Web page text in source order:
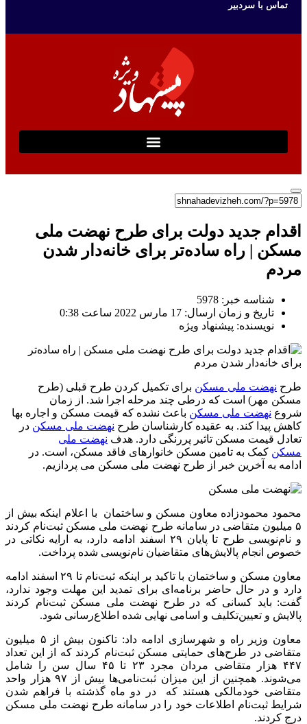
تماس با سردبیر
اقدام جدید دولت برای طرح نهضت ملی
مسکن | راه ساده‌تر برای خانه‌دار شدن
مردم
شناسه خبر: 5978
تاریخ و زمان ارسال: 17 مارس 2022 ساعت 0:38
نویسنده: پیشنهاد ویژه
طرح نهضت ملی مسکن برای تکمیل کردن طرح قبلی (طرح
مسکن مهر) است که درطی چند مرحله اجرا شد. از زمان
شروع نهضت ملی مسکن باعث نشده که قیمت مسکن و اجاره بها
کاهش پیدا کند. به عقیده کارشناسان طرح نهضت ملی مسکن در
تعادل قیمت مسکن تاثیر پررنگی دارد. هدف نهضت ملی
مسکن کمک به تامین مسکن خانوارهای فاقد مسکن، است. در
ادامه به آخرین خبر از طرح نهضت ملی مسکن می پردازیم.
محمود محمودزاده معاون مسکن و ساختمان با اعلام اینکه بیش از
۵ میلیون متقاضی در سامانه طرح نهضت ملی مسکن ثبت‌نام کردند
و نام‌نویسی طرح تا پایان ۲۹ اسفند ادامه دارد، به ارایه نکاتی در
خصوص انجام پالایش‌های متقاضیان نام‌نویسی شده پرداخت.
معاون مسکن و ساختمان با تاکید بر اینکه ثبت‌نام تا ۲۹ اسفند ادامه
دارد و در حال حاضر برنامه‌ای برای تمدید این مهلت وجود ندارد،
گفت: باید کسانی که در طرح نهضت ملی مسکن ثبت‌نام کردند
پالایش و تعیین‌تکلیف و اسامی نهایی شده اطلاع‌رسانی شود.
معاون وزیر راه و شهرسازی ادامه داد: تاکنون بیش از ۵ میلیون
متقاضی در طرح‌های حمایتی مسکن ثبت‌نام کردند که از این تعداد
۴۴۷ هزار متقاضی مردان مجرد ۲۳ تا ۴۵ سال سن را شامل
می‌شوند. همچنین از این میزان ثبت‌نامی‌ها بیش از ۹۷ هزار واحد
متقاضی خودمالکی هستند که در دو ماه گذشته با فراهم شدن
شرایط ثبت‌نام اطلاعات خود را در سامانه طرح نهضت ملی مسکن
درج کردند.